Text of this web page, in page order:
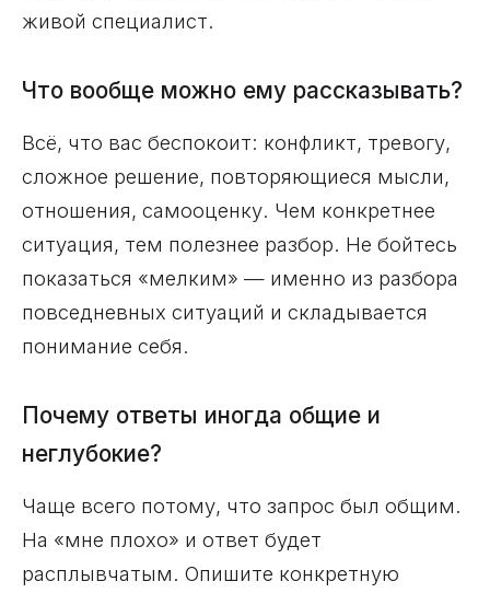
живой специалист.
Что вообще можно ему рассказывать?
Всё, что вас беспокоит: конфликт, тревогу,
сложное решение, повторяющиеся мысли,
отношения, самооценку. Чем конкретнее
ситуация, тем полезнее разбор. Не бойтесь
показаться «мелким» — именно из разбора
повседневных ситуаций и складывается
понимание себя.
Почему ответы иногда общие и
неглубокие?
Чаще всего потому, что запрос был общим.
На «мне плохо» и ответ будет
расплывчатым. Опишите конкретную